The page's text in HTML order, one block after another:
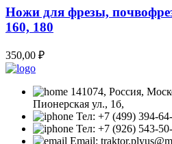
Ножи для фрезы,
160, 180
350,00 ₽
141074, Россия,
Пионерская ул., 1б,
Тел: +7 (499) 394-
Тел: +7 (926) 543-
Email: